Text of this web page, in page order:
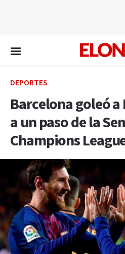
DEPORTES
Barcelona goleó
a un paso de la
Champions